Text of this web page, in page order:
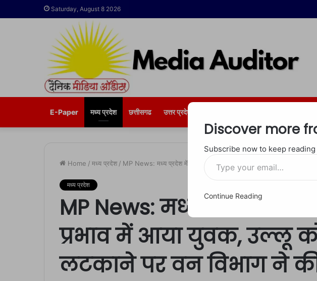
Saturday, August 8 2026
E-Paper मध्य प्रदेश छत्तीसगढ उत्तर प्रदेश
Home / मध्य प्रदेश / MP News: मध्य प्रदेश में तंत्र-मंत्र के प्रभाव में आया युवक, उल्लू को छत पर
मध्य प्रदेश
MP News: मध्य प्रदेश में तंत्र-
प्रभाव में आया युवक, उल्लू
लटकाने पर वन विभाग ने की
Discover more
Subscribe now to keep
Type
your
email…
Continue Reading